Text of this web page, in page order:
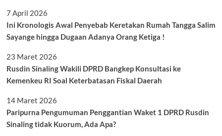
7 April 2026
Ini Kronologis Awal Penyebab Keretakan Rumah Tangga Salim
Sayange hingga Dugaan Adanya Orang Ketiga !
23 Maret 2026
Rusdin Sinaling Wakili DPRD Bangkep Konsultasi ke
Kemenkeu RI Soal Keterbatasan Fiskal Daerah
14 Maret 2026
Paripurna Pengumuman Penggantian Waket 1 DPRD Rusdin
Sinaling tidak Kuorum, Ada Apa?